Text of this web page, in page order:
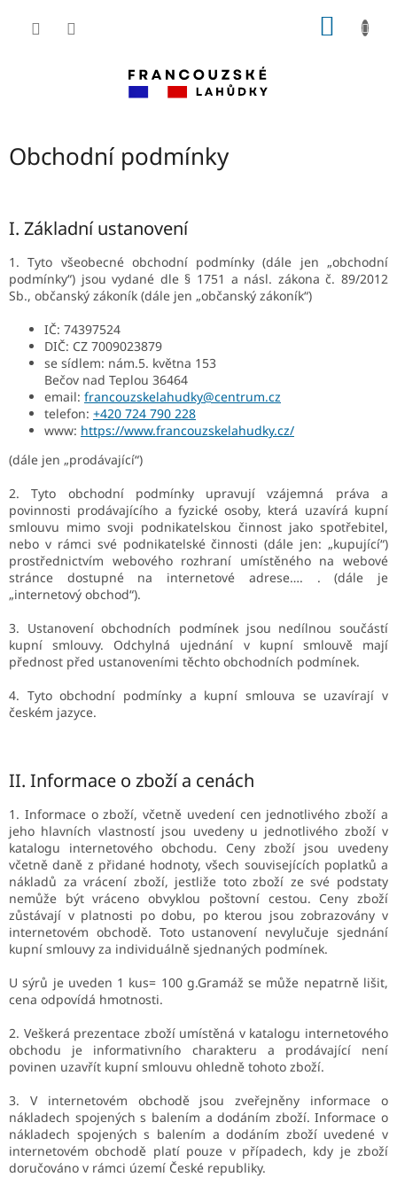
Obchodní podmínky
I. Základní ustanovení
1. Tyto všeobecné obchodní podmínky (dále jen „obchodní
podmínky“) jsou vydané dle § 1751 a násl. zákona č. 89/2012
Sb., občanský zákoník (dále jen „občanský zákoník“)
IČ: 74397524
DIČ: CZ 7009023879
se sídlem: nám.5. května 153
Bečov nad Teplou 36464
email: francouzskelahudky@centrum.cz
telefon: +420 724 790 228
www: https://www.francouzskelahudky.cz/
(dále jen „prodávající“)
2. Tyto obchodní podmínky upravují vzájemná práva a
povinnosti prodávajícího a fyzické osoby, která uzavírá kupní
smlouvu mimo svoji podnikatelskou činnost jako spotřebitel,
nebo v rámci své podnikatelské činnosti (dále jen: „kupující“)
prostřednictvím webového rozhraní umístěného na webové
stránce dostupné na internetové adrese…. . (dále je
„internetový obchod“).
3. Ustanovení obchodních podmínek jsou nedílnou součástí
kupní smlouvy. Odchylná ujednání v kupní smlouvě mají
přednost před ustanoveními těchto obchodních podmínek.
4. Tyto obchodní podmínky a kupní smlouva se uzavírají v
českém jazyce.
II. Informace o zboží a cenách
1. Informace o zboží, včetně uvedení cen jednotlivého zboží a
jeho hlavních vlastností jsou uvedeny u jednotlivého zboží v
katalogu internetového obchodu. Ceny zboží jsou uvedeny
včetně daně z přidané hodnoty, všech souvisejících poplatků a
nákladů za vrácení zboží, jestliže toto zboží ze své podstaty
nemůže být vráceno obvyklou poštovní cestou. Ceny zboží
zůstávají v platnosti po dobu, po kterou jsou zobrazovány v
internetovém obchodě. Toto ustanovení nevylučuje sjednání
kupní smlouvy za individuálně sjednaných podmínek.
U sýrů je uveden 1 kus= 100 g.Gramáž se může nepatrně lišit,
cena odpovídá hmotnosti.
2. Veškerá prezentace zboží umístěná v katalogu internetového
obchodu je informativního charakteru a prodávající není
povinen uzavřít kupní smlouvu ohledně tohoto zboží.
3. V internetovém obchodě jsou zveřejněny informace o
nákladech spojených s balením a dodáním zboží. Informace o
nákladech spojených s balením a dodáním zboží uvedené v
internetovém obchodě platí pouze v případech, kdy je zboží
doručováno v rámci území České republiky.